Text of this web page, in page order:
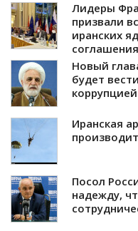
Лидеры
призвали
иранских
соглашения
Новый
будет
коррупцией
Иранская
Посол
надежду,